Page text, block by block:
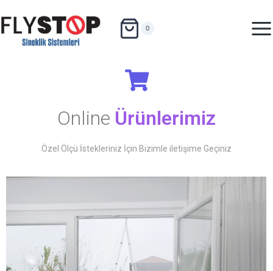
0
Online Ürünlerimiz
Özel Ölçü İstekleriniz İçin Bizimle iletişime Geçiniz